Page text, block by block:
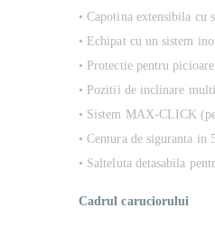
• Capotina extensibila cu
• Echipat cu un sistem
• Protectie pentru
• Pozitii de inclinare
• Sistem MAX-CLICK
• Centura de siguranta
• Salteluta detasabila
Cadrul caruciorului